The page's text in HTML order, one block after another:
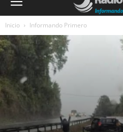
Inicio Informando Primero